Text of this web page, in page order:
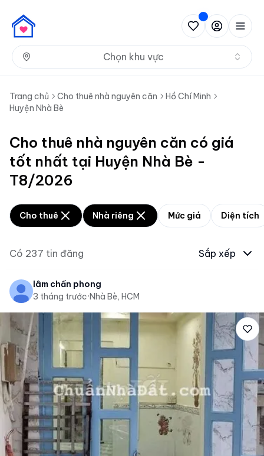
Chọn khu vực
Trang chủ Cho thuê nhà nguyên căn
Hồ Chí Minh
Huyện Nhà Bè
Cho thuê nhà nguyên căn có giá
tốt nhất tại Huyện Nhà Bè -
T8/2026
Cho thuê Nhà riêng Mức giá Diện tích
Có 237 tin đăng Sắp xếp
lâm chấn phong
3 tháng trước·Nhà Bè, HCM